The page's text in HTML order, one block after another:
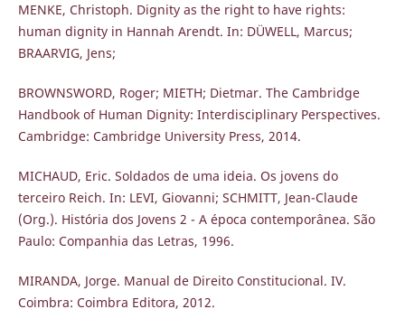
MENKE, Christoph. Dignity as the right to have rights:
human dignity in Hannah Arendt. In: DÜWELL, Marcus;
BRAARVIG, Jens;
BROWNSWORD, Roger; MIETH; Dietmar. The Cambridge
Handbook of Human Dignity: Interdisciplinary Perspectives.
Cambridge: Cambridge University Press, 2014.
MICHAUD, Eric. Soldados de uma ideia. Os jovens do
terceiro Reich. In: LEVI, Giovanni; SCHMITT, Jean-Claude
(Org.). História dos Jovens 2 - A época contemporânea. São
Paulo: Companhia das Letras, 1996.
MIRANDA, Jorge. Manual de Direito Constitucional. IV.
Coimbra: Coimbra Editora, 2012.